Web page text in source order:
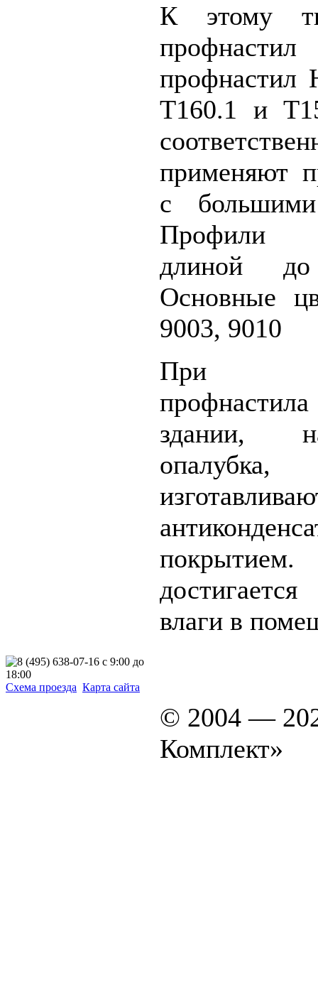
К этому
профнастил
Т160.1 и
применяют
с большими
Профили
длиной
Основные
9003, 9010
При
здании,
влаги в
Схема проезда Карта сайта
© 2004 —
Комплект»